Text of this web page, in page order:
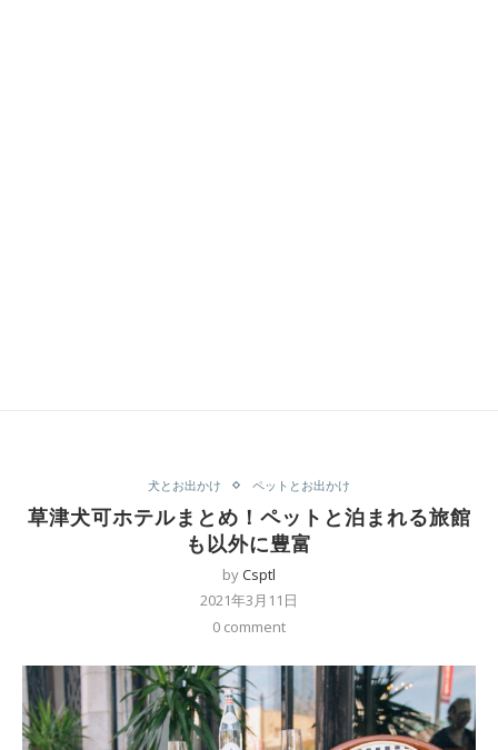
犬とお出かけ ペットとお出かけ
草津犬可ホテルまとめ！ペットと泊まれる旅館
も以外に豊富
byCsptl
2021年3月11日
0 comment